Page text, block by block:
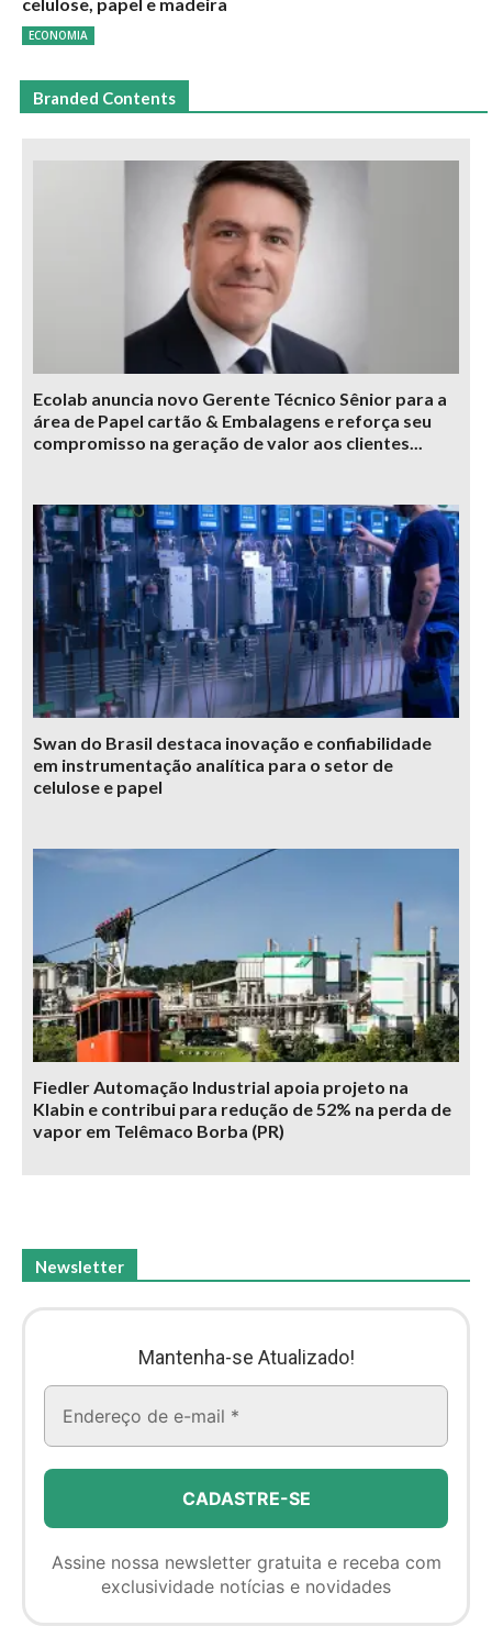
celulose, papel e madeira
ECONOMIA
Branded Contents
Ecolab anuncia novo Gerente Técnico Sênior para a
área de Papel cartão & Embalagens e reforça seu
compromisso na geração de valor aos clientes...
Swan do Brasil destaca inovação e confiabilidade
em instrumentação analítica para o setor de
celulose e papel
Fiedler Automação Industrial apoia projeto na
Klabin e contribui para redução de 52% na perda de
vapor em Telêmaco Borba (PR)
Newsletter
Mantenha-se Atualizado!
Assine nossa newsletter gratuita e receba com
exclusividade notícias e novidades